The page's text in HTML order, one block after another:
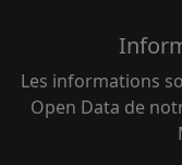
Les informations
Open Data de